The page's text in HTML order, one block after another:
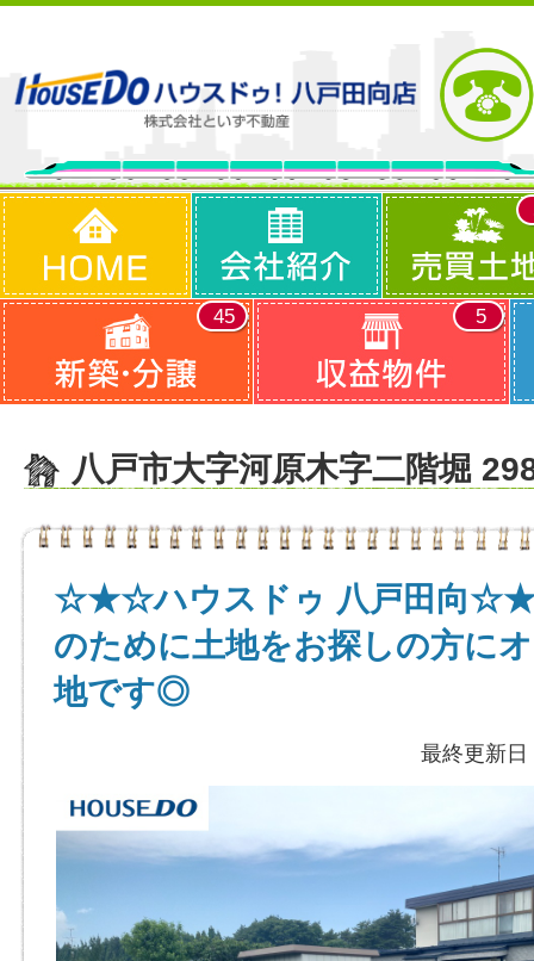
45 5
八戸市大字河原木字二階堀
☆★☆ハウスドゥ 八戸田向
のために土地をお探しの方に
地です◎
最終更新